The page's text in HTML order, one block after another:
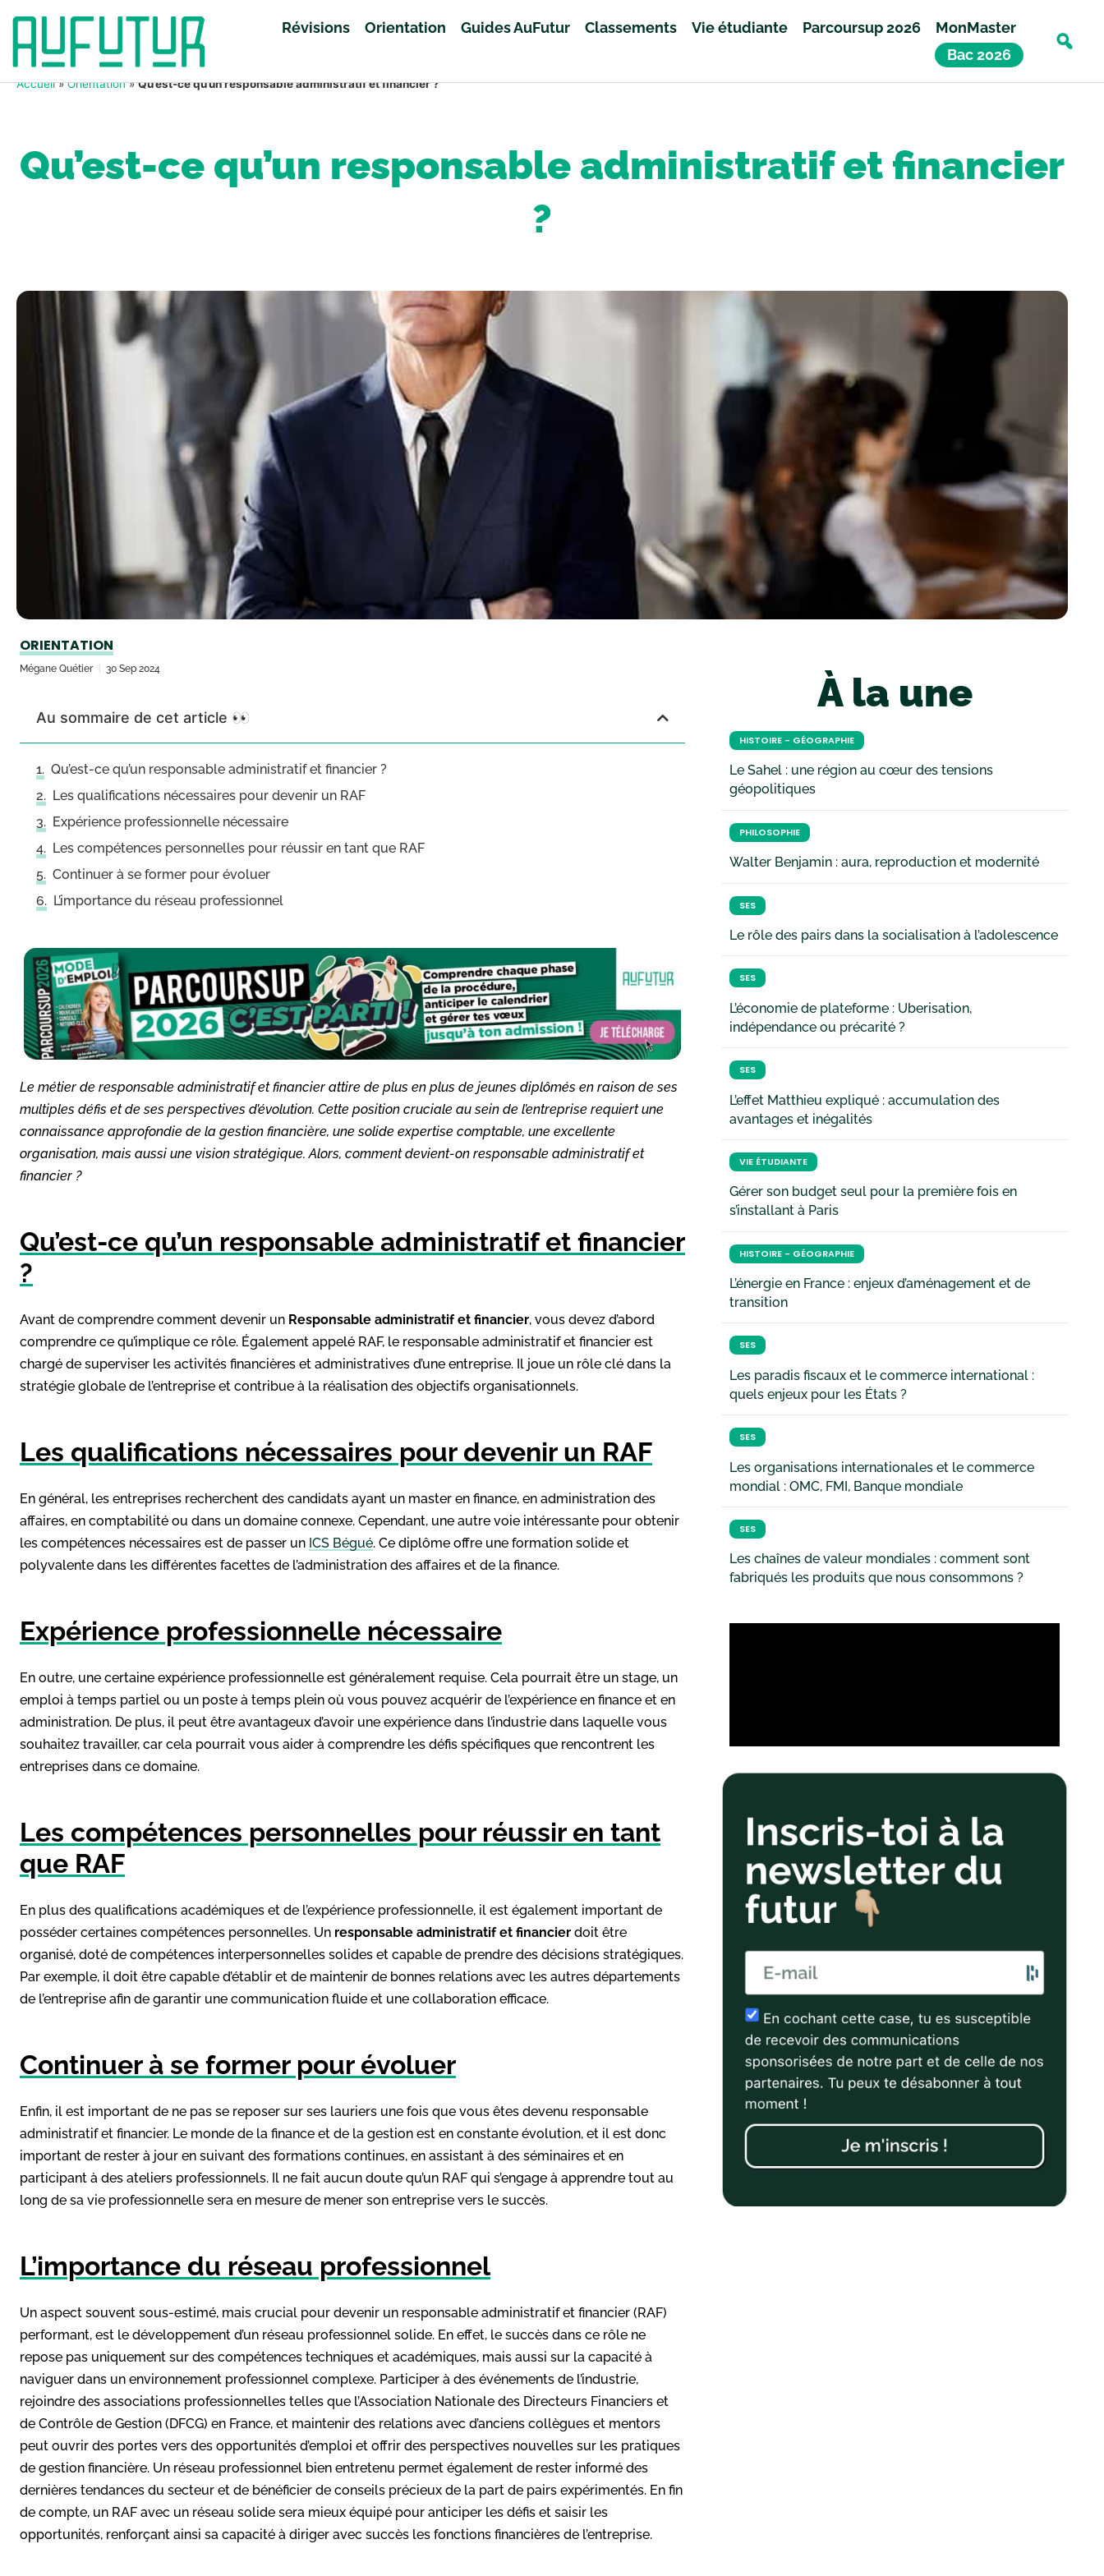
Révisions Orientation Guides AuFutur Classements Vie étudiante Parcoursup 2026
MonMaster
Bac 2026
Accueil»Orientation»Qu’est-ce qu’un responsable administratif et financier ?
Qu’est-ce qu’un responsable administratif et financier
?
ORIENTATION
Mégane Quétier 30 Sep 2024
Au sommaire de cet article 👀
Qu’est-ce qu’un responsable administratif et financier ?
Les qualifications nécessaires pour devenir un RAF
Expérience professionnelle nécessaire
Les compétences personnelles pour réussir en tant que RAF
Continuer à se former pour évoluer
L’importance du réseau professionnel
Le métier de responsable administratif et financier attire de plus en plus de jeunes diplômés en raison de ses
multiples défis et de ses perspectives d’évolution. Cette position cruciale au sein de l’entreprise requiert une
connaissance approfondie de la gestion financière, une solide expertise comptable, une excellente
organisation, mais aussi une vision stratégique. Alors, comment devient-on responsable administratif et
financier ?
Qu’est-ce qu’un responsable administratif et financier
?
Avant de comprendre comment devenir un Responsable administratif et financier, vous devez d’abord
comprendre ce qu’implique ce rôle. Également appelé RAF, le responsable administratif et financier est
chargé de superviser les activités financières et administratives d’une entreprise. Il joue un rôle clé dans la
stratégie globale de l’entreprise et contribue à la réalisation des objectifs organisationnels.
Les qualifications nécessaires pour devenir un RAF
En général, les entreprises recherchent des candidats ayant un master en finance, en administration des
affaires, en comptabilité ou dans un domaine connexe. Cependant, une autre voie intéressante pour obtenir
les compétences nécessaires est de passer un ICS Bégué. Ce diplôme offre une formation solide et
polyvalente dans les différentes facettes de l’administration des affaires et de la finance.
Expérience professionnelle nécessaire
En outre, une certaine expérience professionnelle est généralement requise. Cela pourrait être un stage, un
emploi à temps partiel ou un poste à temps plein où vous pouvez acquérir de l’expérience en finance et en
administration. De plus, il peut être avantageux d’avoir une expérience dans l’industrie dans laquelle vous
souhaitez travailler, car cela pourrait vous aider à comprendre les défis spécifiques que rencontrent les
entreprises dans ce domaine.
Les compétences personnelles pour réussir en tant
que RAF
En plus des qualifications académiques et de l’expérience professionnelle, il est également important de
posséder certaines compétences personnelles. Un responsable administratif et financier doit être
organisé, doté de compétences interpersonnelles solides et capable de prendre des décisions stratégiques.
Par exemple, il doit être capable d’établir et de maintenir de bonnes relations avec les autres départements
de l’entreprise afin de garantir une communication fluide et une collaboration efficace.
Continuer à se former pour évoluer
Enfin, il est important de ne pas se reposer sur ses lauriers une fois que vous êtes devenu responsable
administratif et financier. Le monde de la finance et de la gestion est en constante évolution, et il est donc
important de rester à jour en suivant des formations continues, en assistant à des séminaires et en
participant à des ateliers professionnels. Il ne fait aucun doute qu’un RAF qui s’engage à apprendre tout au
long de sa vie professionnelle sera en mesure de mener son entreprise vers le succès.
L’importance du réseau professionnel
Un aspect souvent sous-estimé, mais crucial pour devenir un responsable administratif et financier (RAF)
performant, est le développement d’un réseau professionnel solide. En effet, le succès dans ce rôle ne
repose pas uniquement sur des compétences techniques et académiques, mais aussi sur la capacité à
naviguer dans un environnement professionnel complexe. Participer à des événements de l’industrie,
rejoindre des associations professionnelles telles que l’Association Nationale des Directeurs Financiers et
de Contrôle de Gestion (DFCG) en France, et maintenir des relations avec d’anciens collègues et mentors
peut ouvrir des portes vers des opportunités d’emploi et offrir des perspectives nouvelles sur les pratiques
de gestion financière. Un réseau professionnel bien entretenu permet également de rester informé des
dernières tendances du secteur et de bénéficier de conseils précieux de la part de pairs expérimentés. En fin
de compte, un RAF avec un réseau solide sera mieux équipé pour anticiper les défis et saisir les
opportunités, renforçant ainsi sa capacité à diriger avec succès les fonctions financières de l’entreprise.
À la une
HISTOIRE - GÉOGRAPHIE
Le Sahel : une région au cœur des tensions
géopolitiques
PHILOSOPHIE
Walter Benjamin : aura, reproduction et modernité
SES
Le rôle des pairs dans la socialisation à l’adolescence
SES
L’économie de plateforme : Uberisation,
indépendance ou précarité ?
SES
L’effet Matthieu expliqué : accumulation des
avantages et inégalités
VIE ÉTUDIANTE
Gérer son budget seul pour la première fois en
s’installant à Paris
HISTOIRE - GÉOGRAPHIE
L’énergie en France : enjeux d’aménagement et de
transition
SES
Les paradis fiscaux et le commerce international :
quels enjeux pour les États ?
SES
Les organisations internationales et le commerce
mondial : OMC, FMI, Banque mondiale
SES
Les chaînes de valeur mondiales : comment sont
fabriqués les produits que nous consommons ?